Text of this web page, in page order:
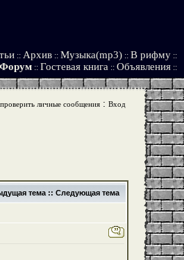
:: Архив :: Музыка(mp3) :: В рифму ::
Форум :: Гостевая книга :: Объявления ::
личные сообщения: Вход
тема:: Следующая тема